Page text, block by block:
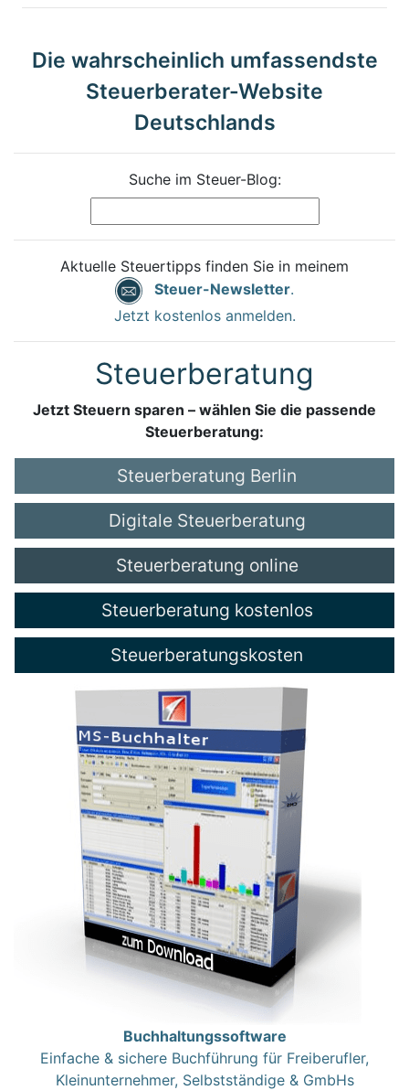
Die wahrscheinlich umfassendste
Steuerberater-Website
Deutschlands
Suche im Steuer-Blog:
Aktuelle Steuertipps finden Sie in meinem
Steuer-Newsletter.
Jetzt kostenlos anmelden.
Steuerberatung
Jetzt Steuern sparen – wählen Sie die passende
Steuerberatung:
Steuerberatung Berlin
Digitale Steuerberatung
Steuerberatung online
Steuerberatung kostenlos
Steuerberatungskosten
Buchhaltungssoftware
Einfache & sichere Buchführung für Freiberufler,
Kleinunternehmer, Selbstständige & GmbHs